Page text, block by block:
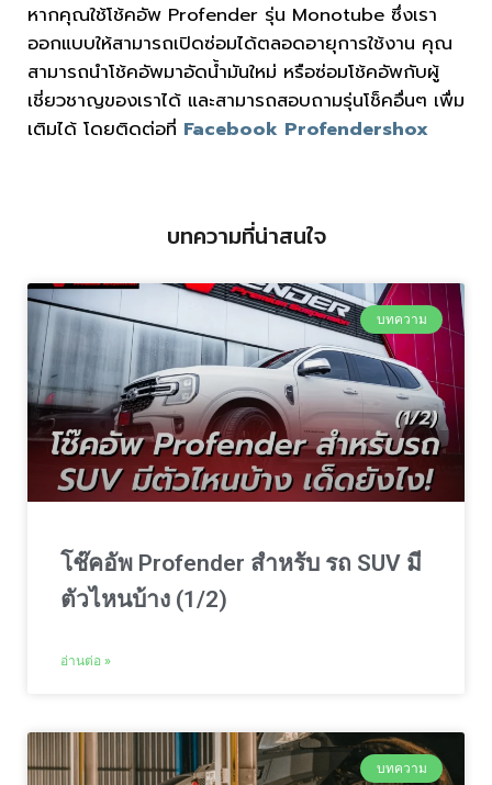
หากคุณใช้โช้คอัพ Profender รุ่น Monotube ซึ่งเรา
ออกแบบให้สามารถเปิดซ่อมได้ตลอดอายุการใช้งาน คุณ
สามารถนำโช้คอัพมาอัดน้ำมันใหม่ หรือซ่อมโช้คอัพกับผู้
เชี่ยวชาญของเราได้ และสามารถสอบถามรุ่นโช็คอื่นๆ เพื่ม
เติมได้ โดยติดต่อที่ Facebook Profendershox
บทความที่น่าสนใจ
บทความ
โช๊คอัพ Profender สำหรับ รถ SUV มี
ตัวไหนบ้าง (1/2)
อ่านต่อ »
บทความ